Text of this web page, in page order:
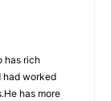
has rich
had worked
has more